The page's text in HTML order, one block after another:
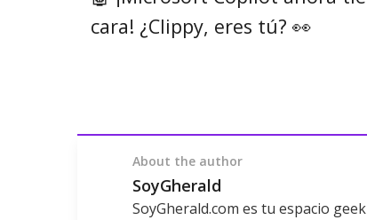
cara! ¿Clippy, eres tú? 👀
About the author
SoyGherald
SoyGherald.com es tu espacio